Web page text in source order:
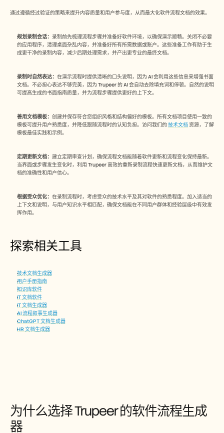
通过遵循经过验证的策略来提升内容质量和用户参与度，从而最大化软件流程文档的效果。
规划录制会话： 录制前先梳理流程步骤并准备好软件环境，以确保演示顺畅。关闭不必要
的应用程序，清理桌面杂乱内容，并准备好所有所需数据或账户。这些准备工作有助于生
成更干净的录制内容，减少后期处理需求，并产出更专业的最终文档。
录制时自然表达： 在演示流程时提供清晰的口头说明，因为 AI 会利用这些信息来增强书面
文档。不必担心表达不够完美，因为 Trupeer 的 AI 会自动去除填充词和停顿。自然的说明
可提高生成的书面指南质量，并为流程步骤提供更好的上下文。
善用文档模板： 创建并保存符合您组织风格和结构偏好的模板。所有文档项目使用一致的
模板可提升用户熟悉度，并降低跟随流程时的认知负担。访问我们的 技术文档 资源，了解
模板最佳实践和示例。
定期更新文档： 建立定期审查计划，确保流程文档能随着软件更新和流程变化保持最新。
当界面或步骤发生变化时，利用 Trupeer 高效的重新录制流程快速更新文档，从而维护文
档的准确性和用户信心。
根据受众优化： 在录制流程时，考虑受众的技术水平及其对软件的熟悉程度。加入适当的
上下文和说明，与用户知识水平相匹配，确保文档能在不同用户群体和经验层级中有效发
挥作用。
探索相关工具
技术文档生成器
用户手册指南
知识库软件
IT 文档软件
IT 文档生成器
AI 流程叙事生成器
ChatGPT 文档生成器
HR 文档生成器
为什么选择 Trupeer 的软件流程生成
器